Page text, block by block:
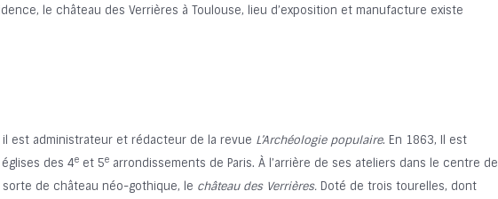
le château des Verrières à Toulouse, lieu d’exposition et manufacture existe
est administrateur et rédacteur de la revue L’Archéologie populaire. En 1863, Il est
des 4e et 5e arrondissements de Paris. À l’arrière de ses ateliers dans le centre de
de château néo-gothique, le château des Verrières. Doté de trois tourelles, dont